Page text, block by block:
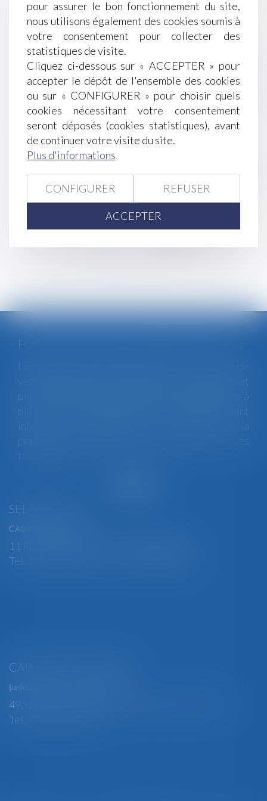
Violaine GUIDOT - MANGEOT Avocat au
Barreau d’Epinal
Amiante : le risque travaux est sous-évalué, Bien-
être au travail - Les Echos Business
J'ai remis une promesse d'embauche à un
potentiel salarié, puis-je me rétracter ? - Editions
Tissot
Le rapport de l’ONPE pointe les difficultés à la
mise en œuvre du ''projet pour l’enfant'' -
Gazette Santé Social
Le droit des contrats est réformé: trois pièges à
éviter - L'Express L'Entreprise
Il n'est pas obligatoire de mettre le nom marital
sur ses papiers - Mariage - Le Particulier
<< < ... 281 282 283 284 285 286
Le changement climatique entraine la survenue de
vagues de chaleur plus fréquentes, plus longues et
plus intenses. Depuis la fin mai, la France fait face à
plusieurs épisodes caniculaires particulièrement
intenses, qui constituent un risque pour la
population générale, mais également pour les
travailleurs...
SELARL BGBJ
CABINET PRINCIPAL
11 Place Edmond Henry - 88000 ÉPINAL
Tél : 03 29 82 29 04 - Fax : 03 29 64 06 84
CABINET SECONDAIRE
(uniquement sur rendez-vous)
49, rue Thiers - 88100 SAINT-DIÉ DES VOSGES
Tél : 03 29 56 15 98
pour assurer le bon fonctionnement du site,
nous utilisons également des cookies soumis à
votre consentement pour collecter des
statistiques de visite.
Cliquez ci-dessous sur « ACCEPTER » pour
accepter le dépôt de l'ensemble des cookies
ou sur « CONFIGURER » pour choisir quels
cookies nécessitant votre consentement
seront déposés (cookies statistiques), avant
de continuer votre visite du site.
Plus d'informations
CONFIGURER REFUSER
ACCEPTER